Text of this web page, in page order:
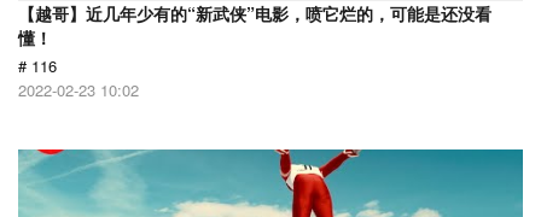
【越哥】近几年少有的“新武侠”电影，喷它烂的，可能是还没看
懂！
# 116
2022-02-23 10:02